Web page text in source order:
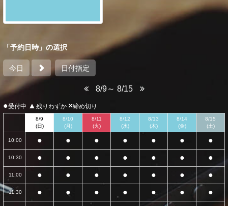
「予約日時」の選択
今日 日付指定
8/9～ 8/15
●受付中 ▲ 残りわずか ×締め切り
8/9
(日)
8/10
(月)
8/11
(火)
8/12
(水)
8/13
(木)
8/14
(金)
8/15
(土)
10:00 ● ● ● ● ● ● ●
10:30 ● ● ● ● ● ● ●
11:00 ● ● ● ● ● ● ●
11:30 ● ● ● ● ● ●
●